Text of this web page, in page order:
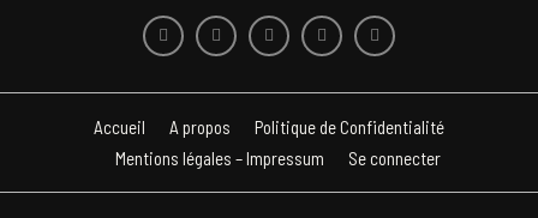
Accueil A propos
Politique de Confidentialité
Mentions légales – Impressum
Se connecter